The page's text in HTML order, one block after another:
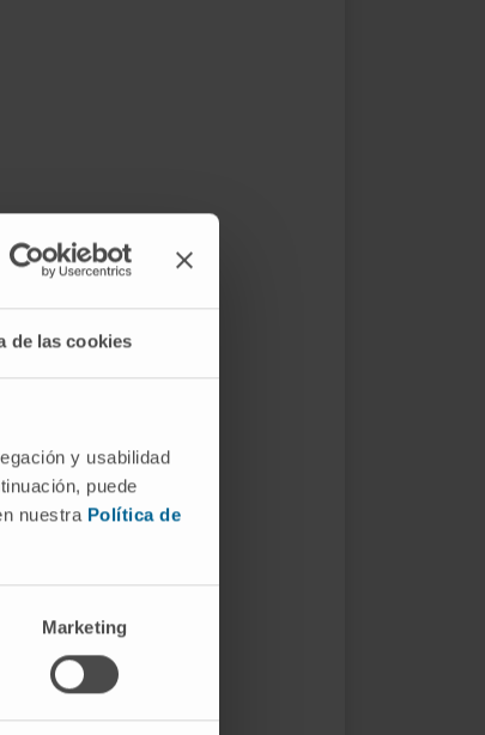
de las cookies
y usabilidad
puede
nuestra Política de
Marketing